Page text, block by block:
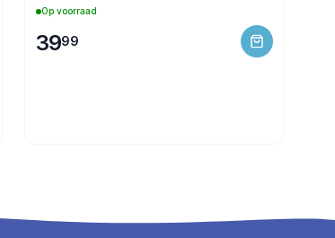
Op voorraad
3999